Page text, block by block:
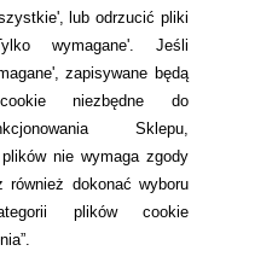
lub odrzucić pliki
wymagane'. Jeśli
zapisywane będą
niezbędne do
Sklepu,
nie wymaga zgody
również dokonać wyboru
plików cookie
NA CIASTECZKA